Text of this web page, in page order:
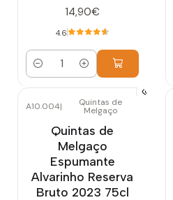
14,90€
4.6
Quantidade
A10.004| Quintas de
Melgaço
Quintas de
Melgaço
Espumante
Alvarinho Reserva
Bruto 2023 75cl